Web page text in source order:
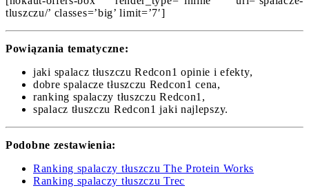
tluszczu/’ classes=’big’ limit=’7′]
Powiązania tematyczne:
jaki spalacz tłuszczu Redcon1 opinie i efekty,
dobre spalacze tłuszczu Redcon1 cena,
ranking spalaczy tłuszczu Redcon1,
spalacz tłuszczu Redcon1 jaki najlepszy.
Podobne zestawienia:
Ranking spalaczy tłuszczu The Protein Works
Ranking spalaczy tłuszczu Trec